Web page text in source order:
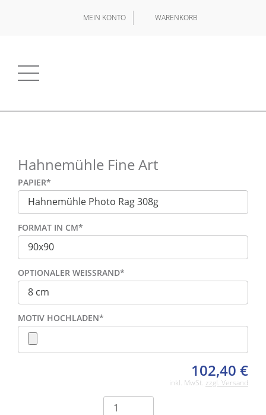
MEIN KONTO WARENKORB
Hahnemühle Fine Art
PAPIER*
FORMAT IN CM*
OPTIONALER WEISSRAND *
MOTIV HOCHLADEN*
102,40 €
inkl. MwSt. zzgl. Versand